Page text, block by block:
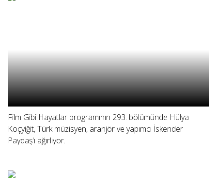
Film Gibi Hayatlar programının 293. bölümünde Hülya
Koçyiğit, Türk müzisyen, aranjör ve yapımcı İskender
Paydaş'ı ağırlıyor.